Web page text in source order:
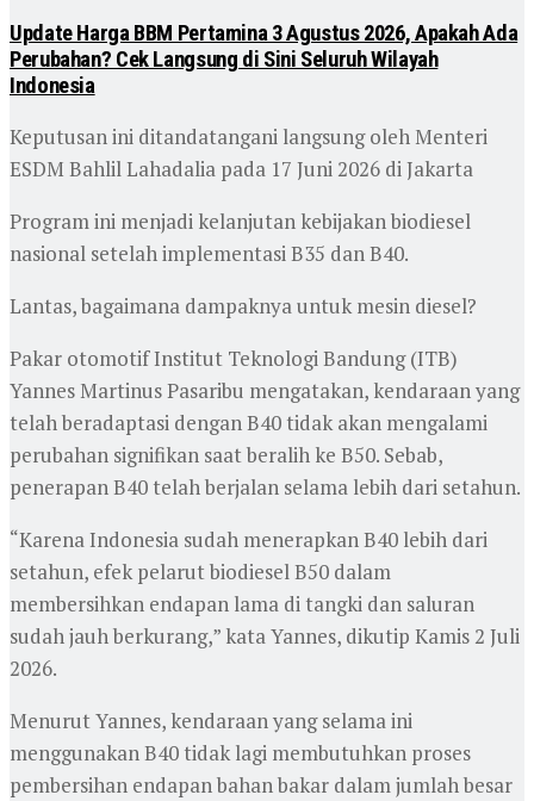
Update Harga BBM Pertamina 3 Agustus 2026, Apakah Ada
Perubahan? Cek Langsung di Sini Seluruh Wilayah
Indonesia
Keputusan ini ditandatangani langsung oleh Menteri
ESDM Bahlil Lahadalia pada 17 Juni 2026 di Jakarta
Program ini menjadi kelanjutan kebijakan biodiesel
nasional setelah implementasi B35 dan B40.
Lantas, bagaimana dampaknya untuk mesin diesel?
Pakar otomotif Institut Teknologi Bandung (ITB)
Yannes Martinus Pasaribu mengatakan, kendaraan yang
telah beradaptasi dengan B40 tidak akan mengalami
perubahan signifikan saat beralih ke B50. Sebab,
penerapan B40 telah berjalan selama lebih dari setahun.
“Karena Indonesia sudah menerapkan B40 lebih dari
setahun, efek pelarut biodiesel B50 dalam
membersihkan endapan lama di tangki dan saluran
sudah jauh berkurang,” kata Yannes, dikutip Kamis 2 Juli
2026.
Menurut Yannes, kendaraan yang selama ini
menggunakan B40 tidak lagi membutuhkan proses
pembersihan endapan bahan bakar dalam jumlah besar